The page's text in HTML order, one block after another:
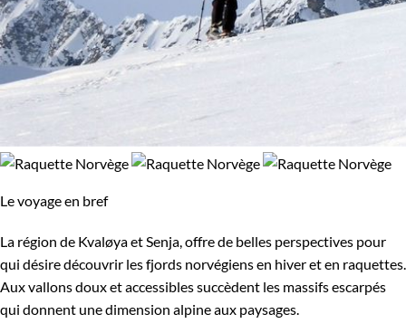
Le voyage en bref
La région de Kvaløya et Senja, offre de belles perspectives pour
qui désire découvrir les fjords norvégiens en hiver et en raquettes.
Aux vallons doux et accessibles succèdent les massifs escarpés
qui donnent une dimension alpine aux paysages.